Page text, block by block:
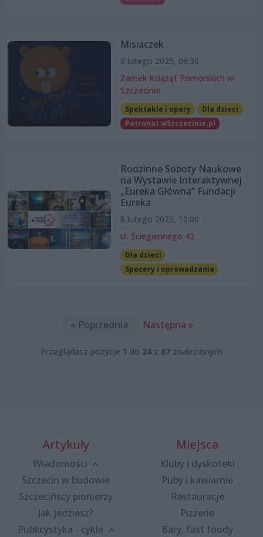
Misiaczek
8 lutego 2025, 09:30
Zamek Książąt Pomorskich w
Szczecinie
Spektakle i opery
Dla dzieci
Patronat wSzczecinie.pl
Rodzinne Soboty Naukowe
na Wystawie Interaktywnej
„Eureka Główna” Fundacji
Eureka
8 lutego 2025, 10:00
ul. Ściegiennego 42
Dla dzieci
Spacery i oprowadzania
« Poprzednia Następna »
Przeglądasz pozycje 1 do 24z 87 znalezionych
Artykuły
Wiadomości
Szczecin w budowie
Szczecińscy pionierzy
Jak jedziesz?
Publicystyka - cykle
Miejsca
Kluby i dyskoteki
Puby i kawiarnie
Restauracje
Pizzerie
Bary, fast foody